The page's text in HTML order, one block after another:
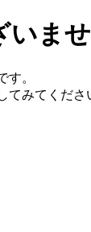
いま
す。
てみてくだ